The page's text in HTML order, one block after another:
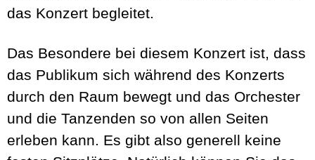
das Konzert begleitet.
Das Besondere bei diesem Konzert ist, dass
das Publikum sich während des Konzerts
durch den Raum bewegt und das Orchester
und die Tanzenden so von allen Seiten
erleben kann. Es gibt also generell keine